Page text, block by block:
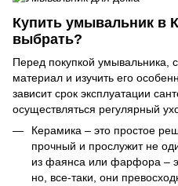
Купить умывальник в
выбрать?
Перед покупкой умывальника,
материал и изучить его
зависит срок эксплуатации
осуществляться регулярный
Керамика – это простое
прочный и прослужит не
из фаянса или фарфора –
но, все-таки, они